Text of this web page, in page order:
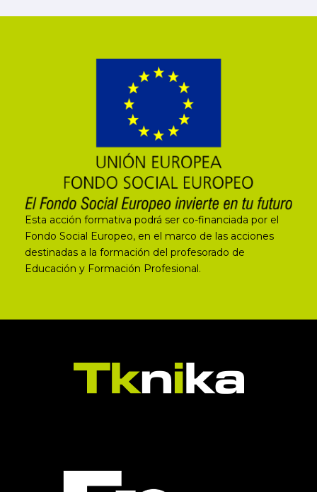
Esta acción formativa podrá ser co-financiada por el
Fondo Social Europeo, en el marco de las acciones
destinadas a la formación del profesorado de
Educación y Formación Profesional.